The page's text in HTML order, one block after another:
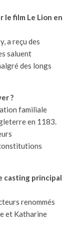
le film Le Lion en
a reçu des
saluent
des longs
?
familiale
en 1183.
casting principal
renommés
et Katharine